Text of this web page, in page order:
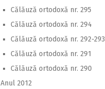
Călăuză ortodoxă nr. 295
Călăuză ortodoxă nr. 294
Călăuză ortodoxă nr. 292-293
Călăuză ortodoxă nr. 291
Călăuză ortodoxă nr. 290
Anul 2012